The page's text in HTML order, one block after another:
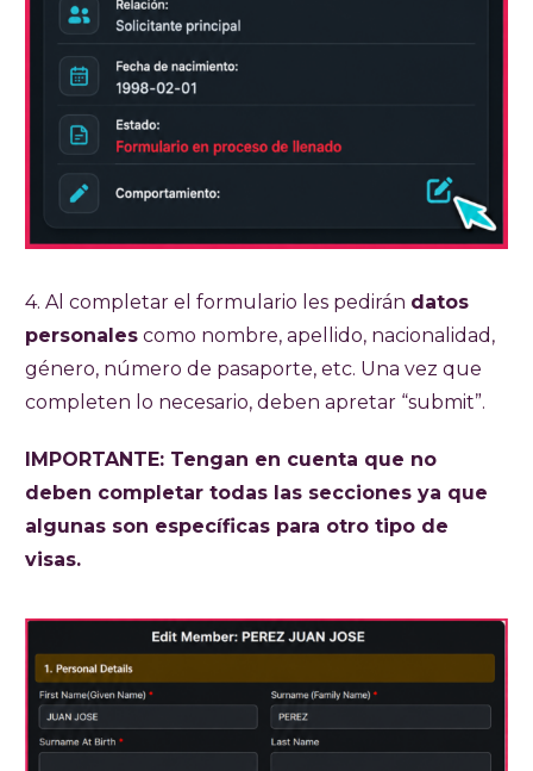
4. Al completar el formulario les pedirán datos
personales como nombre, apellido, nacionalidad,
género, número de pasaporte, etc. Una vez que
completen lo necesario, deben apretar “submit”.
IMPORTANTE: Tengan en cuenta que no
deben completar todas las secciones ya que
algunas son específicas para otro tipo de
visas.